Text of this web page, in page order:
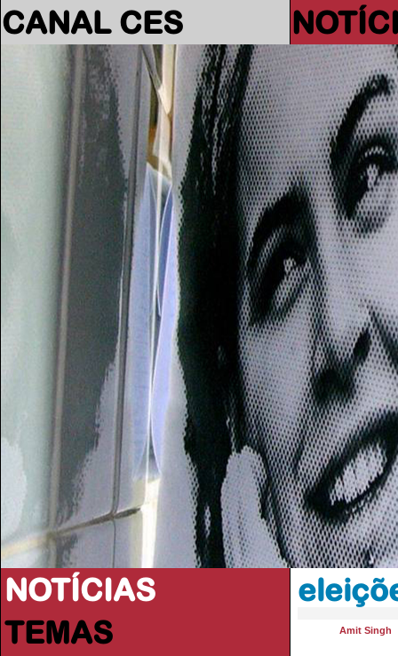
CANAL CES
NOTÍCIAS
TEMAS
Amit Singh